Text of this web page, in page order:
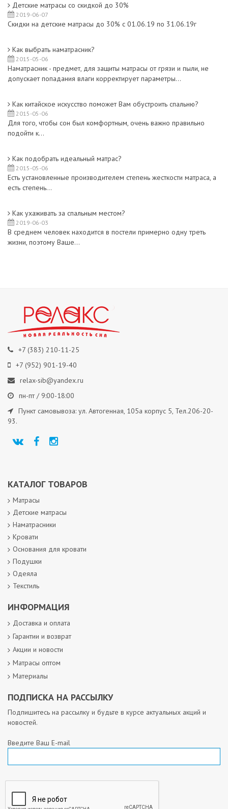
Детские матрасы со скидкой до 30%
2019-06-07
Скидки на детские матрасы до 30% с 01.06.19 по 31.06.19г
Как выбрать наматрасник?
2015-05-06
Наматрасник - предмет, для защиты матрасы от грязи и пыли, не
допускает попадания влаги корректирует параметры...
Как китайское искусство поможет Вам обустроить спальню?
2015-05-06
Для того, чтобы сон был комфортным, очень важно правильно
подойти к...
Как подобрать идеальный матрас?
2015-05-06
Есть установленные производителем степень жесткости матраса, а
есть степень...
Как ухаживать за спальным местом?
2019-06-03
В среднем человек находится в постели примерно одну треть
жизни, поэтому Ваше...
+7 (383) 210-11-25
+7 (952) 901-19-40
relax-sib@yandex.ru
пн-пт / 9:00-18:00
Пункт самовывоза: ул. Автогенная, 105а корпус 5, Тел.206-20-
93.
КАТАЛОГ ТОВАРОВ
Матрасы
Детские матрасы
Наматрасники
Кровати
Основания для кровати
Подушки
Одеяла
Текстиль
ИНФОРМАЦИЯ
Доставка и оплата
Гарантии и возврат
Акции и новости
Матрасы оптом
Материалы
ПОДПИСКА НА РАССЫЛКУ
Подпишитесь на рассылку и будьте в курсе актуальных акций и
новостей.
Введите Ваш E-mail